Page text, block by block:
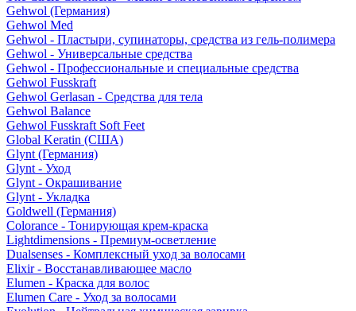
Gehwol (Германия)
Gehwol Med
Gehwol - Пластыри, супинаторы, средства из гель-полимера
Gehwol - Универсальные средства
Gehwol - Профессиональные и специальные средства
Gehwol Fusskraft
Gehwol Gerlasan - Средства для тела
Gehwol Balance
Gehwol Fusskraft Soft Feet
Global Keratin (США)
Glynt (Германия)
Glynt - Уход
Glynt - Окрашивание
Glynt - Укладка
Goldwell (Германия)
Colorance - Тонирующая крем-краска
Lightdimensions - Премиум-осветление
Dualsenses - Комплексный уход за волосами
Elixir - Восстанавливающее масло
Elumen - Краска для волос
Elumen Care - Уход за волосами